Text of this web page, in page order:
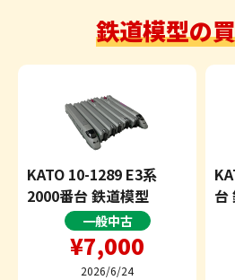
鉄道模型の
KATO 10-1289 E3系
2000番台 鉄道模型
一般中古
¥7,000
2026/6/24
台